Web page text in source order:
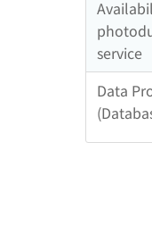
service
Data